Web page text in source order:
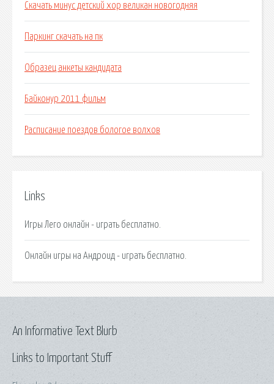
Скачать минус детский хор великан новогодняя
Паркинг скачать на пк
Образец анкеты кандидата
Байконур 2011 фильм
Расписание поездов бологое волхов
Links
Игры Лего онлайн - играть бесплатно.
Онлайн игры на Андроид - играть бесплатно.
Links to Important Stuff
An Informative Text Blurb